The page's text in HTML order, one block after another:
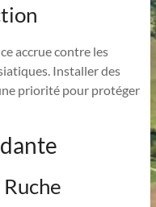
accrue contre les
Installer des
priorité pour protéger